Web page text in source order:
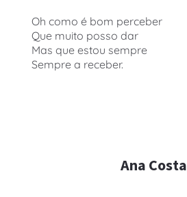
Oh como é bom perceber
Que muito posso dar
Mas que estou sempre
Sempre a receber.
Ana Costa